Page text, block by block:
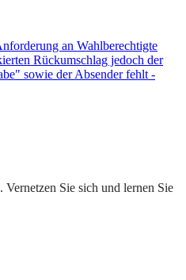
an Wahlberechtigte
Rückumschlag jedoch der
sowie der Absender fehlt -
Sie sich und lernen Sie